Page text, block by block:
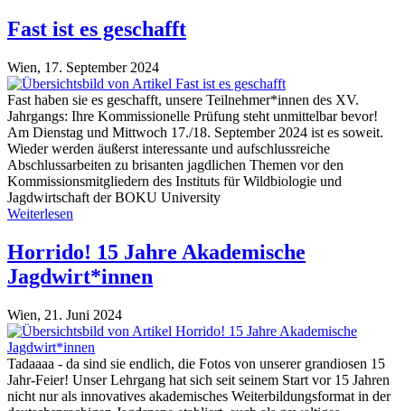
Fast ist es geschafft
Wien, 17. September 2024
Fast haben sie es geschafft, unsere Teilnehmer*innen des XV.
Jahrgangs: Ihre Kommissionelle Prüfung steht unmittelbar bevor!
Am Dienstag und Mittwoch 17./18. September 2024 ist es soweit.
Wieder werden äußerst interessante und aufschlussreiche
Abschlussarbeiten zu brisanten jagdlichen Themen vor den
Kommissionsmitgliedern des Instituts für Wildbiologie und
Jagdwirtschaft der BOKU University
Weiterlesen
Horrido! 15 Jahre Akademische
Jagdwirt*innen
Wien, 21. Juni 2024
Tadaaaa - da sind sie endlich, die Fotos von unserer grandiosen 15
Jahr-Feier! Unser Lehrgang hat sich seit seinem Start vor 15 Jahren
nicht nur als innovatives akademisches Weiterbildungsformat in der